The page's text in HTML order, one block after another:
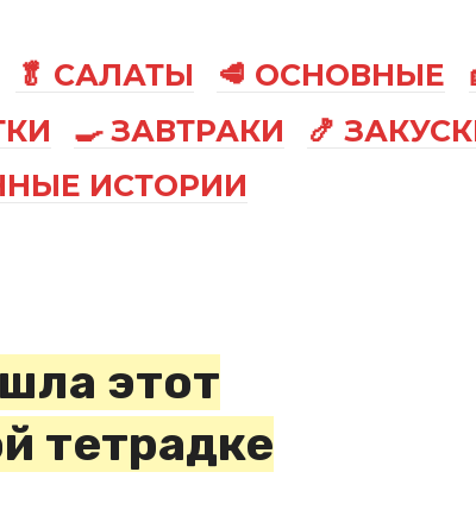
🥬 САЛАТЫ 🥩 ОСНОВНЫЕ
🍳 ЗАВТРАКИ 🍤
ИСТОРИИ
этот
тетрадке